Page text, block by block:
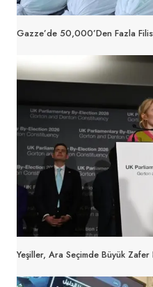
Gazze’de 50,000’den Fazla
Yeşiller, Ara Seçimde Büyük